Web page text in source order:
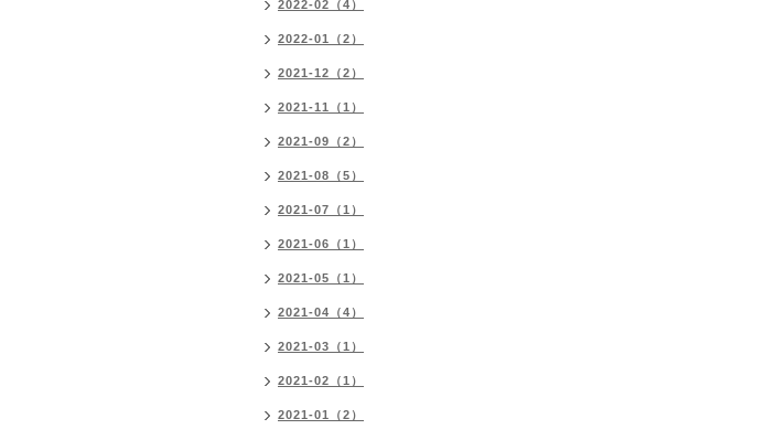
2022-02（4）
2022-01（2）
2021-12（2）
2021-11（1）
2021-09（2）
2021-08（5）
2021-07（1）
2021-06（1）
2021-05（1）
2021-04（4）
2021-03（1）
2021-02（1）
2021-01（2）